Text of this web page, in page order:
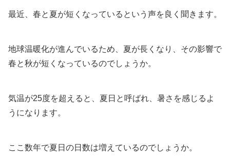
最近、春と夏が短くなっているという声を良く聞きます。
地球温暖化が進んでいるため、夏が長くなり、その影響で
春と秋が短くなっているのでしょうか。
気温が25度を超えると、夏日と呼ばれ、暑さを感じるよ
うになります。
ここ数年で夏日の日数は増えているのでしょうか。